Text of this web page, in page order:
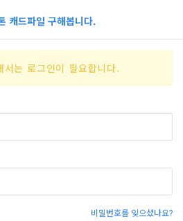
캐드파일 구해봅니다.
서는 로그인이 필요합니다.
비밀번호를 잊으셨나요?